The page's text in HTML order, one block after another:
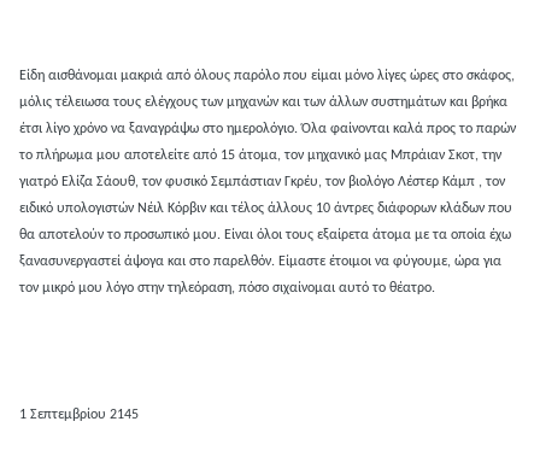
Είδη αισθάνομαι μακριά από όλους παρόλο που είμαι μόνο λίγες ώρες στο σκάφος,
μόλις τέλειωσα τους ελέγχους των μηχανών και των άλλων συστημάτων και βρήκα
έτσι λίγο χρόνο να ξαναγράψω στο ημερολόγιο. Όλα φαίνονται καλά προς το παρών
το πλήρωμα μου αποτελείτε από 15 άτομα, τον μηχανικό μας Μπράιαν Σκοτ, την
γιατρό Ελίζα Σάουθ, τον φυσικό Σεμπάστιαν Γκρέυ, τον βιολόγο Λέστερ Κάμπ , τον
ειδικό υπολογιστών Νέιλ Κόρβιν και τέλος άλλους 10 άντρες διάφορων κλάδων που
θα αποτελούν το προσωπικό μου. Είναι όλοι τους εξαίρετα άτομα με τα οποία έχω
ξανασυνεργαστεί άψογα και στο παρελθόν. Είμαστε έτοιμοι να φύγουμε, ώρα για
τον μικρό μου λόγο στην τηλεόραση, πόσο σιχαίνομαι αυτό το θέατρο.
1 Σεπτεμβρίου 2145